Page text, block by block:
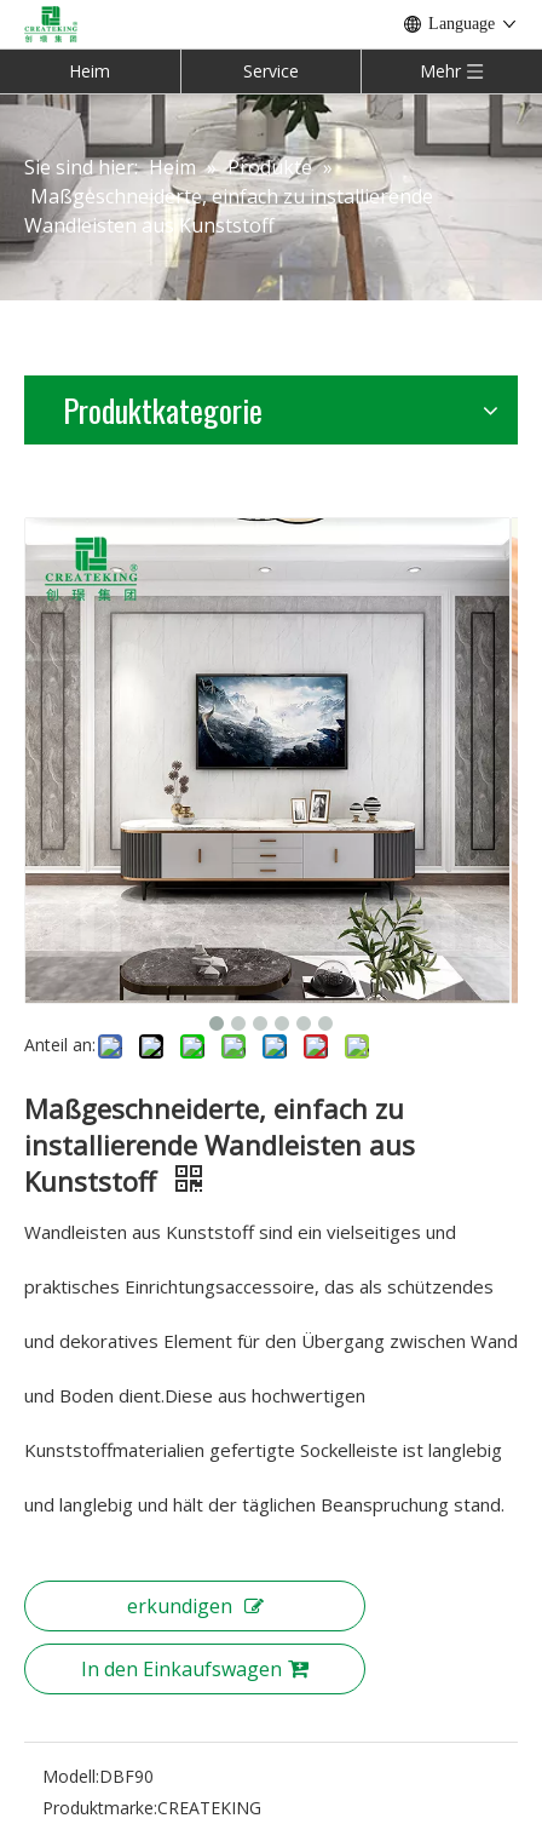
Language
Heim Service Mehr
Sie sind hier: Heim » Produkte »
Maßgeschneiderte, einfach zu installierende
Wandleisten aus Kunststoff
Produktkategorie
Anteil an:
Maßgeschneiderte, einfach zu
installierende Wandleisten aus
Kunststoff
Wandleisten aus Kunststoff sind ein vielseitiges und
praktisches Einrichtungsaccessoire, das als schützendes
und dekoratives Element für den Übergang zwischen Wand
und Boden dient.Diese aus hochwertigen
Kunststoffmaterialien gefertigte Sockelleiste ist langlebig
und langlebig und hält der täglichen Beanspruchung stand.
erkundigen
In den Einkaufswagen
Modell:DBF90
Produktmarke:CREATEKING